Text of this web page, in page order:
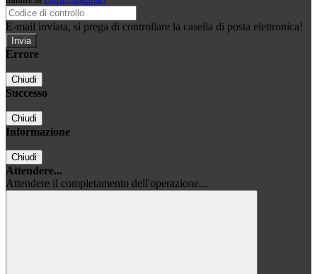
E-mail inviata, si prega di controllare la casella di posta elettronica!
Errore
Chiudi
Successo
Chiudi
Informazione
Chiudi
Attendere...
Attendere il completamento dell'operazione...